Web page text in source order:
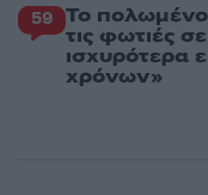
59 Το
τις φωτιές
ισχυρότερα
χρόνων»